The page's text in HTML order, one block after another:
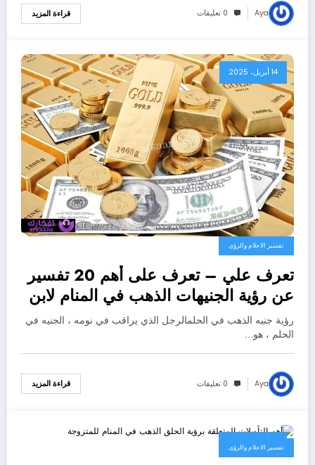
Aya 0 تعليقات قراءة المزيد
14 أبريل، 2025
تفسير الاحلام والرؤى
تعرف علي – تعرف على أهم 20 تفسير
عن رؤية الجنيهات الذهب في المنام لابن
سيرين – بالتفصيل
رؤية جنيه الذهب في الحلمالرجل الذي يراقب في نومه ، الجنيه في
الحلم ، هو…
Aya 0 تعليقات قراءة المزيد
تفسير الاحلام والرؤى